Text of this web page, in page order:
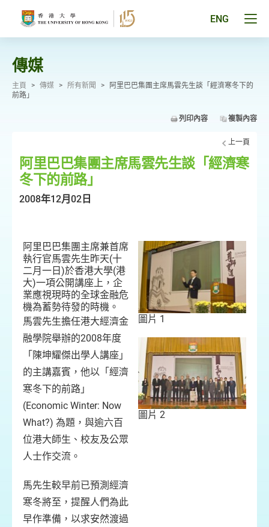
ENG
傳媒
主頁 > 傳媒 > 所有新聞 >
阿里巴巴集團主席馬雲先生談「經濟寒冬下的
前路」
列印內容 複製內容
上一頁
阿里巴巴集團主席馬雲先生談「經濟寒
冬下的前路」
2008年12月02日
阿里巴巴集團主席兼首席
執行官馬雲先生昨天(十
二月一日)於香港大學(港
大)一項公開講座上，企
業應視現時的全球金融危
機為蓄勢待發的時機。
馬雲先生擔任港大經濟金
融學院舉辦的2008年度
「陳坤耀傑出學人講座」
的主講嘉賓，他以「經濟
寒冬下的前路」
(Economic Winter: Now
What?) 為題，與逾六百
位港大師生、校友及公眾
人士作交流。
馬先生較早前已預測經濟
寒冬將至，提醒人們為此
早作準備，以求安然渡過
圖片 1
圖片 2